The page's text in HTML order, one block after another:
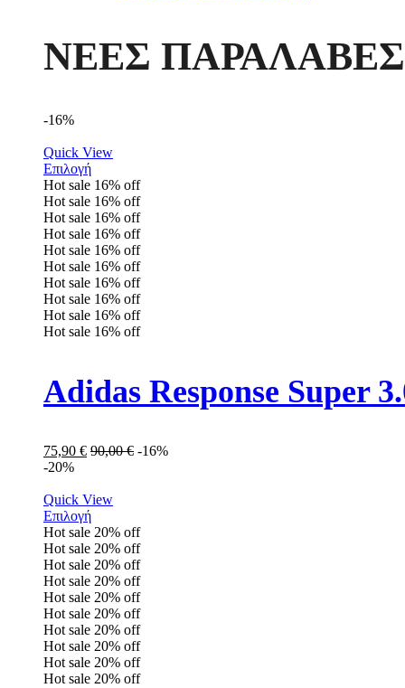
ΝΕΕΣ ΠΑΡΑΛΑΒΕΣ
-16%
Quick View
Επιλογή
Hot sale 16% off
Hot sale 16% off
Hot sale 16% off
Hot sale 16% off
Hot sale 16% off
Hot sale 16% off
Hot sale 16% off
Hot sale 16% off
Hot sale 16% off
Hot sale 16% off
Adidas Response Super
75,90 € 90,00€ -16%
-20%
Quick View
Επιλογή
Hot sale 20% off
Hot sale 20% off
Hot sale 20% off
Hot sale 20% off
Hot sale 20% off
Hot sale 20% off
Hot sale 20% off
Hot sale 20% off
Hot sale 20% off
Hot sale 20% off